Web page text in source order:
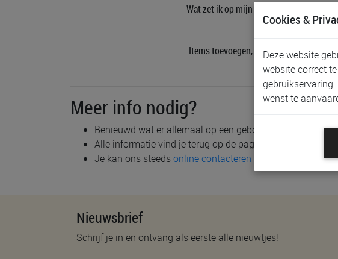
Wat zet ik op mijn geboortelijst?
Items toevoegen, schrappen, ...
Meer info nodig?
Benieuwd wat er allemaal op een geboortelijstje moet
Alle informatie vind je terug op de pagina met
veel
Je kan ons steeds online contacteren onze winkels.
Nieuwsbrief
Schrijf je in en ontvang als eerste alle nieuwtjes!
Cookies &
Deze website
website correct
wenst te